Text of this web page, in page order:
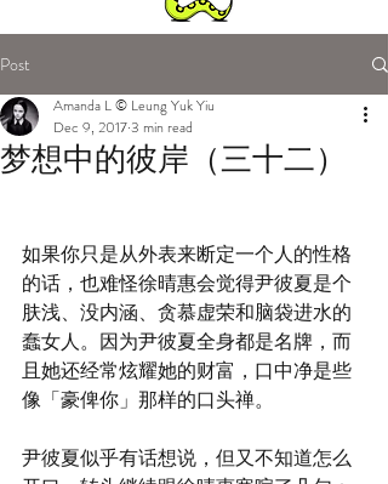
Post
梦想中的彼岸（三十二）
Amanda L © Leung Yuk Yiu
Dec 9, 20173 min read
如果你只是从外表来断定一个人的性格
的话，也难怪徐晴惠会觉得尹彼夏是个
肤浅、没内涵、贪慕虚荣和脑袋进水的
蠢女人。因为尹彼夏全身都是名牌，而
且她还经常炫耀她的财富，口中净是些
像「豪俾你」那样的口头禅。
尹彼夏似乎有话想说，但又不知道怎么